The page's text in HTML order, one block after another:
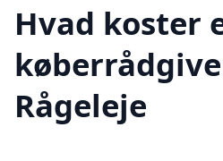
Hvad koster
Rågeleje